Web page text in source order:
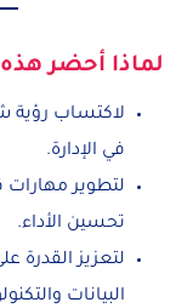
لماذا أحضر هذه
لاكتساب رؤية
في الإدارة.
لتطوير مهارات
تحسين الأداء.
لتعزيز القدرة
البيانات